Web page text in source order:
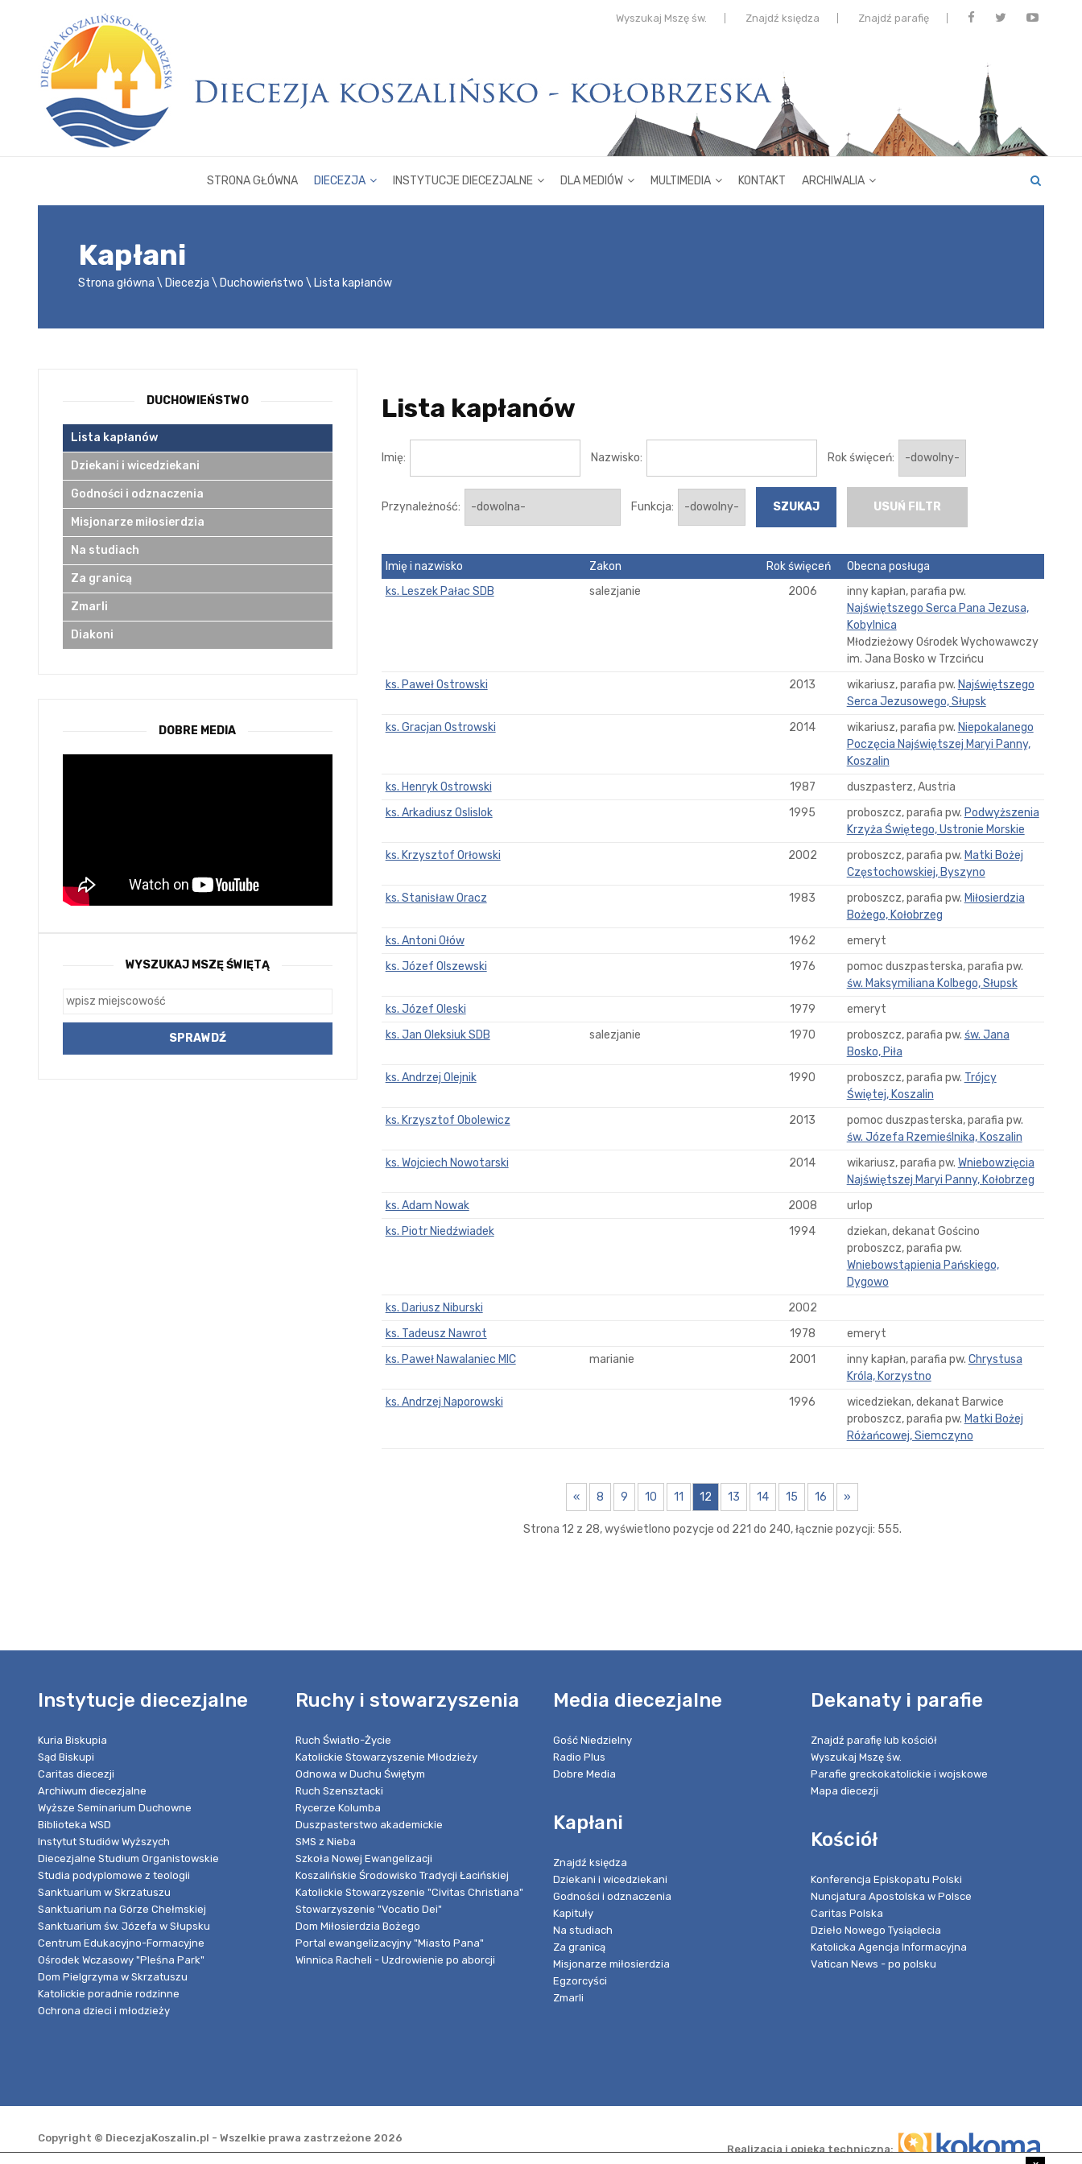
Wyszukaj Mszę św. Znajdź księdza Znajdź parafię
STRONA GŁÓWNA DIECEZJA INSTYTUCJE DIECEZJALNE DLA MEDIÓW MULTIMEDIA KONTAKT ARCHIWALIA
Kapłani
Strona główna Diecezja Duchowieństwo Lista kapłanów
Lista kapłanów
Imię: Nazwisko: Rok święceń:
Przynależność: Funkcja: USUŃ FILTR
Imię i nazwisko Zakon Rok święceń
Obecna posługa
ks. Leszek Pałac SDB
salezjanie 2006
inny kapłan, parafia pw.
Najświętszego Serca Pana Jezusa,
Kobylnica
Młodzieżowy Ośrodek Wychowawczy
im. Jana Bosko w Trzcińcu
ks. Paweł Ostrowski
2013 wikariusz, parafia pw. Najświętszego
Serca Jezusowego, Słupsk
ks. Gracjan Ostrowski
2014 wikariusz, parafia pw. Niepokalanego
Poczęcia Najświętszej Maryi Panny,
Koszalin
ks. Henryk Ostrowski
1987
duszpasterz, Austria
ks. Arkadiusz Oslislok
1995 proboszcz, parafia pw. Podwyższenia
Krzyża Świętego, Ustronie Morskie
ks. Krzysztof Orłowski
2002 proboszcz, parafia pw. Matki Bożej
Częstochowskiej, Byszyno
ks. Stanisław Oracz
1983 proboszcz, parafia pw. Miłosierdzia
Bożego, Kołobrzeg
ks. Antoni Ołów
1962
emeryt
ks. Józef Olszewski
1976
pomoc duszpasterska, parafia pw.
św. Maksymiliana Kolbego, Słupsk
ks. Józef Oleski
1979
emeryt
ks. Jan Oleksiuk SDB
salezjanie 1970 proboszcz, parafia pw. św. Jana
Bosko, Piła
ks. Andrzej Olejnik
1990 proboszcz, parafia pw. Trójcy
Świętej, Koszalin
ks. Krzysztof Obolewicz
2013
pomoc duszpasterska, parafia pw.
św. Józefa Rzemieślnika, Koszalin
ks. Wojciech Nowotarski
2014 wikariusz, parafia pw. Wniebowzięcia
Najświętszej Maryi Panny, Kołobrzeg
ks. Adam Nowak
2008
urlop
ks. Piotr Niedźwiadek
1994
dziekan, dekanat Gościno
proboszcz, parafia pw.
Wniebowstąpienia Pańskiego,
Dygowo
ks. Dariusz Niburski
2002
ks. Tadeusz Nawrot
1978
emeryt
ks. Paweł Nawalaniec MIC
marianie 2001 inny kapłan, parafia pw. Chrystusa
Króla, Korzystno
ks. Andrzej Naporowski
1996
wicedziekan, dekanat Barwice
proboszcz, parafia pw. Matki Bożej
Różańcowej, Siemczyno
« 8 9 10 11 12 13 14 15 16 »
Strona 12 z 28, wyświetlono pozycje od 221 do 240, łącznie pozycji: 555.
DUCHOWIEŃSTWO
Lista kapłanów
Dziekani i wicedziekani
Godności i odznaczenia
Misjonarze miłosierdzia
Na studiach
Za granicą
Zmarli
Diakoni
DOBRE MEDIA
WYSZUKAJ MSZĘ ŚWIĘTĄ
Instytucje diecezjalne
Kuria Biskupia
Sąd Biskupi
Caritas diecezji
Archiwum diecezjalne
Wyższe Seminarium Duchowne
Biblioteka WSD
Instytut Studiów Wyższych
Diecezjalne Studium Organistowskie
Studia podyplomowe z teologii
Sanktuarium w Skrzatuszu
Sanktuarium na Górze Chełmskiej
Sanktuarium św. Józefa w Słupsku
Centrum Edukacyjno-Formacyjne
Ośrodek Wczasowy "Pleśna Park"
Dom Pielgrzyma w Skrzatuszu
Katolickie poradnie rodzinne
Ochrona dzieci i młodzieży
Ruchy i stowarzyszenia
Ruch Światło-Życie
Katolickie Stowarzyszenie Młodzieży
Odnowa w Duchu Świętym
Ruch Szensztacki
Rycerze Kolumba
Duszpasterstwo akademickie
SMS z Nieba
Szkoła Nowej Ewangelizacji
Koszalińskie Środowisko Tradycji Łacińskiej
Katolickie Stowarzyszenie "Civitas Christiana"
Stowarzyszenie "Vocatio Dei"
Dom Miłosierdzia Bożego
Portal ewangelizacyjny "Miasto Pana"
Winnica Racheli - Uzdrowienie po aborcji
Media diecezjalne
Gość Niedzielny
Radio Plus
Dobre Media
Kapłani
Znajdź księdza
Dziekani i wicedziekani
Godności i odznaczenia
Kapituły
Na studiach
Za granicą
Misjonarze miłosierdzia
Egzorcyści
Zmarli
Dekanaty i parafie
Znajdź parafię lub kościół
Wyszukaj Mszę św.
Parafie greckokatolickie i wojskowe
Mapa diecezji
Kościół
Konferencja Episkopatu Polski
Nuncjatura Apostolska w Polsce
Caritas Polska
Dzieło Nowego Tysiąclecia
Katolicka Agencja Informacyjna
Vatican News - po polsku
Copyright © DiecezjaKoszalin.pl - Wszelkie prawa zastrzeżone 2026
Realizacja i opieka techniczna: